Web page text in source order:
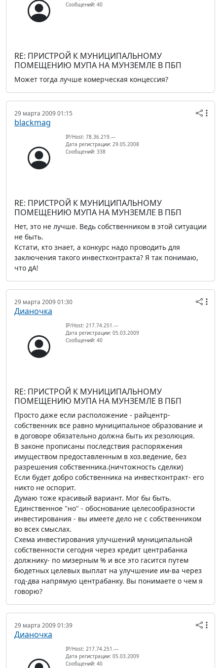
Сообщений: 40
RE: ПРИСТРОЙ К МУНИЦИПАЛЬНОМУ
ПОМЕЩЕНИЮ МУПА НА МУНЗЕМЛЕ В ПБП
Может тогда лучше комерческая концессия?
29 марта 2009 01:15
blackmag
IP/Host: 78.36.219.---
Дата регистрации: 29.05.2008
Сообщений: 338
RE: ПРИСТРОЙ К МУНИЦИПАЛЬНОМУ
ПОМЕЩЕНИЮ МУПА НА МУНЗЕМЛЕ В ПБП
Нет, это не лучше. Ведь собственником в этой ситуации
не быть.
Кстати, кто знает, а конкурс надо проводить для
заключения такого инвестконтракта? Я так понимаю,
что дА!
29 марта 2009 01:30
Дианочка
IP/Host: 217.74.251.---
Дата регистрации: 05.03.2009
Сообщений: 40
RE: ПРИСТРОЙ К МУНИЦИПАЛЬНОМУ
ПОМЕЩЕНИЮ МУПА НА МУНЗЕМЛЕ В ПБП
Просто даже если расположение - райцентр-
собственник все равно муниципальное образование и
в договоре обязательно должна быть их резолюция.
В законе прописаны последствия распоряжения
имуществом предоставленным в хоз.ведение, без
разрешения собственника.(ничтожность сделки)
Если будет добро собственника на инвестконтракт- его
никто не оспорит.
Думаю тоже красивый вариант. Мог бы быть.
Единственное "но" - обоснование целесообразности
инвестирования - вы имеете дело не с собственником
во всех смыслах.
Схема инвестирования улучшений муниципальной
собственности сегодня через кредит центрабанка
должнику- по мизерным % и все это гасится путем
бюдетных целевых выплат на улучшение им-ва через
год-два напрямую центрабанку. Вы понимаете о чем я
говорю?
29 марта 2009 01:39
Дианочка
IP/Host: 217.74.251.---
Дата регистрации: 05.03.2009
Сообщений: 40